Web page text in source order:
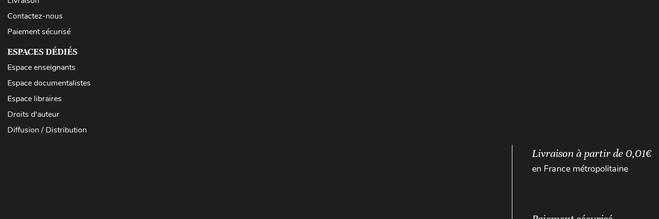
Contactez-nous
Paiement sécurisé
ESPACES DÉDIÉS
Espace enseignants
Espace documentalistes
Espace libraires
Droits d'auteur
Diffusion / Distribution
Livraison à partir de 0,01€
en France métropolitaine